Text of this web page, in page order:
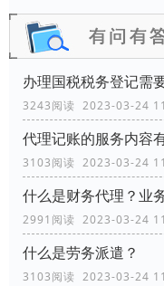
办理国税税务登记需
3243阅读 2023-03-24
代理记账的服务内容
3103阅读 2023-03-24
什么是财务代理？业
2991阅读 2023-03-24
什么是劳务派遣？
3103阅读 2023-03-24